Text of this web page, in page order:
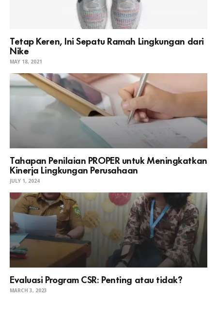
Tetap Keren, Ini Sepatu Ramah Lingkungan dari
Nike
MAY 18, 2021
Tahapan Penilaian PROPER untuk Meningkatkan
Kinerja Lingkungan Perusahaan
JULY 1, 2024
Evaluasi Program CSR: Penting atau tidak?
MARCH 3, 2023